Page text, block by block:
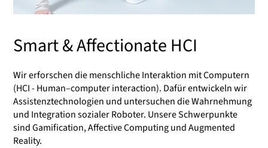
Smart & Affectionate HCI
Wir erforschen die menschliche Interaktion mit Computern
(HCI - Human–computer interaction). Dafür entwickeln wir
Assistenztechnologien und untersuchen die Wahrnehmung
und Integration sozialer Roboter. Unsere Schwerpunkte
sind Gamification, Affective Computing und Augmented
Reality.